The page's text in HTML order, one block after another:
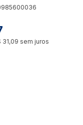
31,09 sem juros